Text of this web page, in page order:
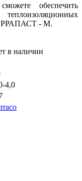
обеспечить
- М.
в наличии
4,0